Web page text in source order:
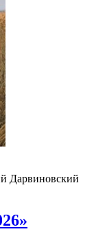
Дарвиновский